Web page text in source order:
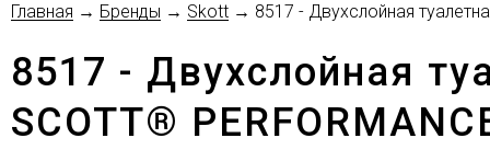
здесь
Главная → Бренды → Skott → 8517 - Двухслойная
8517 - Двухслойная
SCOTT®